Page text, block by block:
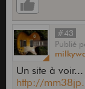
#43
Publié
Un site à
http://